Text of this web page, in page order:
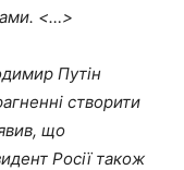
<…>
Путін
створити
що
Росії також